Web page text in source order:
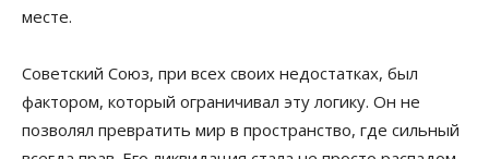
месте.
Советский Союз, при всех своих недостатках, был
фактором, который ограничивал эту логику. Он не
позволял превратить мир в пространство, где сильный